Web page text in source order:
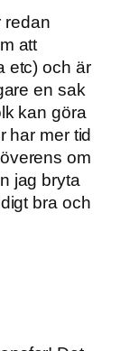
redan
att
etc) och är
en sak
kan göra
har mer tid
om
jag bryta
bra och